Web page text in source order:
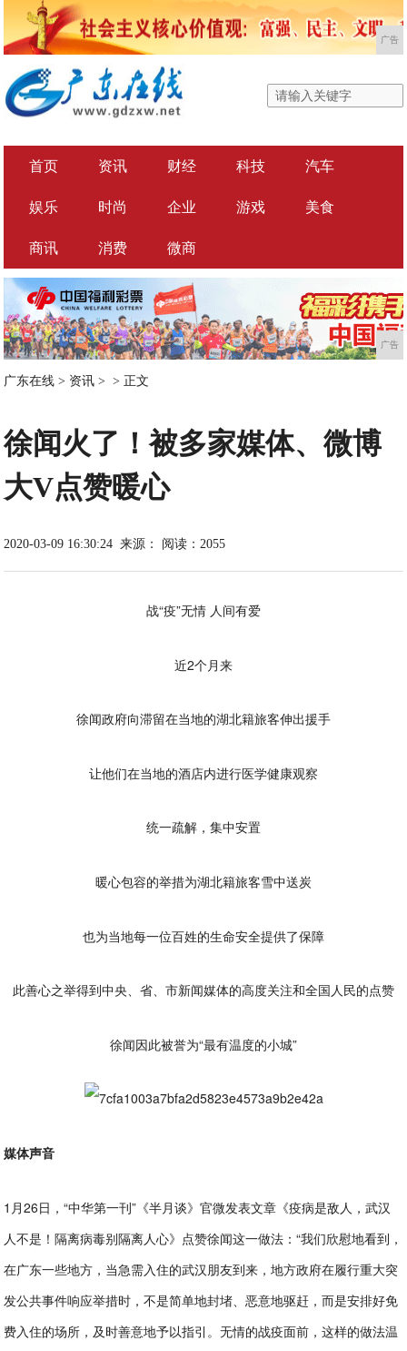
广告
首页 资讯 财经 科技 汽车
娱乐 时尚 企业 游戏 美食
商讯 消费 微商
广告
广东在线 > 资讯 > > 正文
徐闻火了！被多家媒体、微博
大V点赞暖心
2020-03-09 16:30:24 来源： 阅读：2055
战“疫”无情 人间有爱
近2个月来
徐闻政府向滞留在当地的湖北籍旅客伸出援手
让他们在当地的酒店内进行医学健康观察
统一疏解，集中安置
暖心包容的举措为湖北籍旅客雪中送炭
也为当地每一位百姓的生命安全提供了保障
此善心之举得到中央、省、市新闻媒体的高度关注和全国人民的点赞
徐闻因此被誉为“最有温度的小城”
媒体声音
1月26日，“中华第一刊”《半月谈》官微发表文章《疫病是敌人，武汉
人不是！隔离病毒别隔离人心》点赞徐闻这一做法：“我们欣慰地看到，
在广东一些地方，当急需入住的武汉朋友到来，地方政府在履行重大突
发公共事件响应举措时，不是简单地封堵、恶意地驱赶，而是安排好免
费入住的场所，及时善意地予以指引。无情的战疫面前，这样的做法温